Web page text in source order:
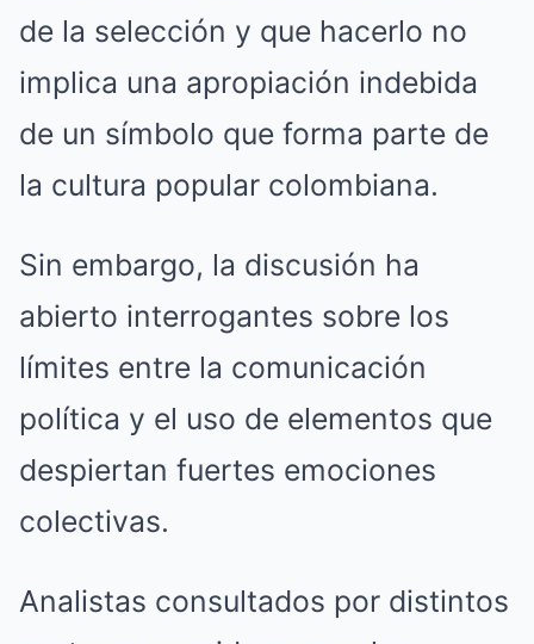
de la selección y que hacerlo no
implica una apropiación indebida
de un símbolo que forma parte de
la cultura popular colombiana.
Sin embargo, la discusión ha
abierto interrogantes sobre los
límites entre la comunicación
política y el uso de elementos que
despiertan fuertes emociones
colectivas.
Analistas consultados por distintos